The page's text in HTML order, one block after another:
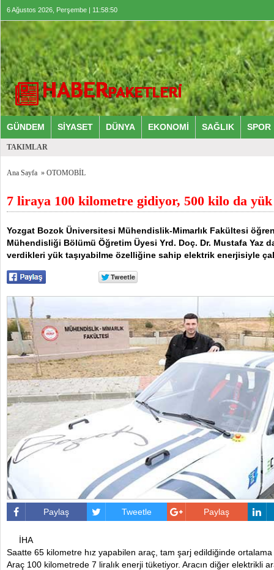
6 Ağustos 2026, Perşembe | 11:58:50
GÜNDEM SİYASET DÜNYA EKONOMİ SAĞLIK SPOR
TAKIMLAR
Ana Sayfa » OTOMOBİL
7 liraya 100 kilometre gidiyor, 500 kilo da yük
Yozgat Bozok Üniversitesi Mühendislik-Mimarlık Fakültesi
Mühendisliği Bölümü Öğretim Üyesi Yrd. Doç. Dr. Mustafa Yaz
verdikleri yük taşıyabilme özelliğine sahip elektrik enerjisiyle
Paylaş Tweetle Paylaş
İHA
Saatte 65 kilometre hız yapabilen araç, tam şarj edildiğinde
Araç 100 kilometrede 7 liralık enerji tüketiyor. Aracın diğer elektrikli